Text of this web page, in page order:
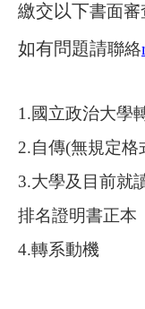
繳交以下書面審
如有問題請聯絡
1.國立政治大學
2.自傳(無規定格
3.大學及目前就
排名證明書正本
4.轉系動機